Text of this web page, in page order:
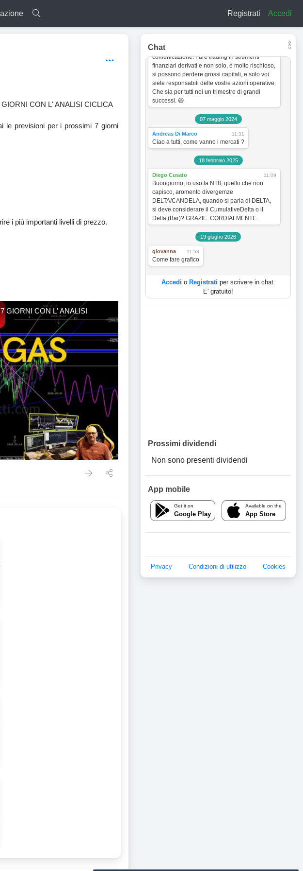
Registrati Accedi
CON L' ANALISI CICLICA
le previsioni per i prossimi 7 giorni
i più importanti livelli di prezzo.
GIORNI CON L' ANALISI
GAS. PREVISIONE PER I PROSSIMI 7 GIORNI CON L' ANALISI CICLICA
26
26
Chat
In quanto tale non vogliono incentivare in
cambiamento senza obbligo di preventiva
comunicazione. Fare trading in strumenti
finanziari derivati e non solo, è molto rischioso,
si possono perdere grossi capitali, e solo voi
siete responsabili delle vostre azioni operative.
Che sia per tutti noi un trimestre di grandi
successi. 😃
07 maggio 2024
Andreas Di Marco 11:31
Ciao a tutti, come vanno i mercati ?
18 febbraio 2025
Diego Cusato 11:09
Buongiorno, io uso la NT8, quello che non
capisco, aromento divergemze
DELTA/CANDELA, quando si parla di DELTA,
si deve considerare il CumulativeDelta o il
Delta (Bar)? GRAZIE. CORDIALMENTE.
19 giugno 2026
giovanna 11:53
Come fare grafico
Accedi o Registrati per scrivere in chat.
E' gratuito!
Prossimi dividendi
Non sono presenti dividendi
App mobile
Get it on
Google Play
Available on the
App Store
Privacy Condizioni di utilizzo Cookies